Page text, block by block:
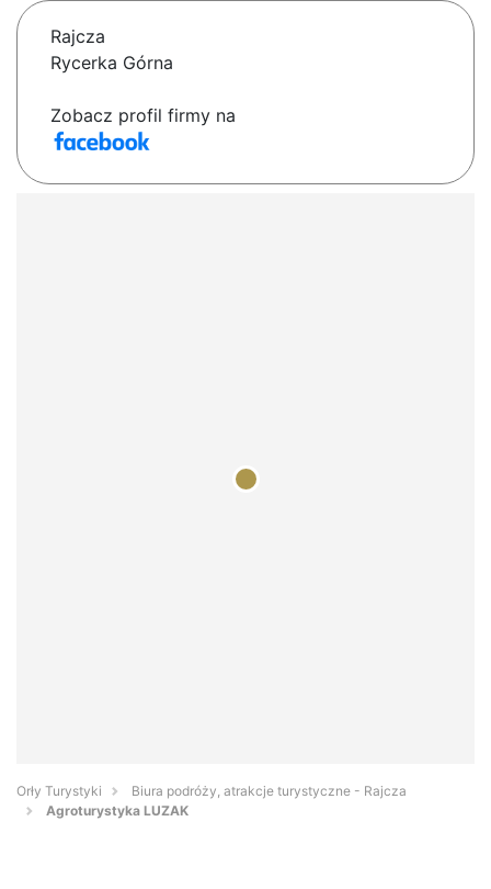
Rajcza
Rycerka Górna
Zobacz profil firmy na
Orły Turystyki
Biura podróży, atrakcje turystyczne - Rajcza
Agroturystyka LUZAK